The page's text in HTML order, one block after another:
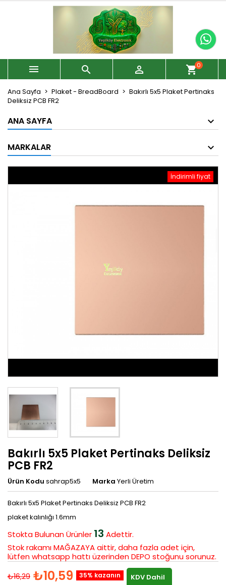
   shopping_cart0
Ana Sayfa Plaket - BreadBoard
Bakırlı 5x5 Plaket Pertinaks
Deliksiz PCB FR2
ANA SAYFA
MARKALAR
İndirimli fiyat
Bakırlı 5x5 Plaket Pertinaks Deliksiz
PCB FR2
Ürün Kodu sahrap5x5 Marka Yerli Üretim
Bakırlı 5x5 Plaket Pertinaks Deliksiz PCB FR2
plaket kalınlığı 1.6mm
Stokta BulunanÜrünler 13 Adettir.
Stok rakamı MAĞAZAYA aittir, daha fazla adet için,
lütfen whatsapp hattı üzerinden DEPO stoğunu sorunuz.
₺16,29 ₺10,59 35% kazanın KDV Dahil